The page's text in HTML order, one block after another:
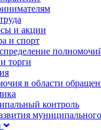
и акции
и спорт
торги
в области
контроль